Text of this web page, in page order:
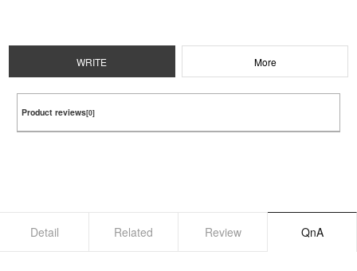
WRITE More
Product reviews[0]
Detail Related Review QnA